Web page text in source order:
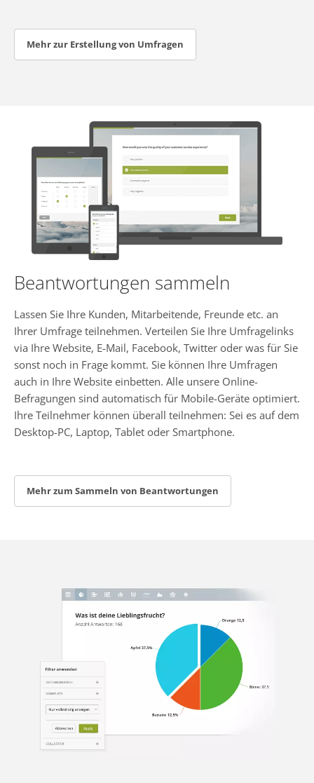
Mehr zur Erstellung von Umfragen
Beantwortungen sammeln
Lassen Sie Ihre Kunden, Mitarbeitende, Freunde etc. an
Ihrer Umfrage teilnehmen. Verteilen Sie Ihre Umfragelinks
via Ihre Website, E-Mail, Facebook, Twitter oder was für Sie
sonst noch in Frage kommt. Sie können Ihre Umfragen
auch in Ihre Website einbetten. Alle unsere Online-
Befragungen sind automatisch für Mobile-Geräte optimiert.
Ihre Teilnehmer können überall teilnehmen: Sei es auf dem
Desktop-PC, Laptop, Tablet oder Smartphone.
Mehr zum Sammeln von Beantwortungen